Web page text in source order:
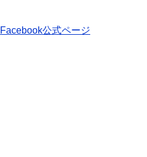
Facebook公式ページ